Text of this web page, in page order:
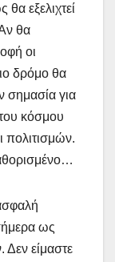
εξελιχτεί
θα
οι
δρόμο θα
σημασία για
κόσμου
πολιτισμών.
ως
Δεν είμαστε